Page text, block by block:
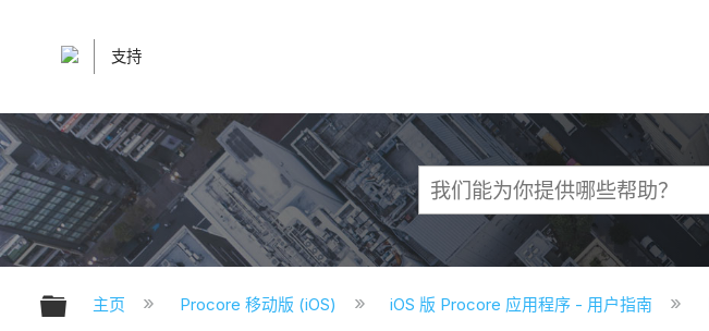
支持
扩展/隐缩全局层次
主页 Procore 移动版 (iOS) iOS 版 Procore 应用程序 - 用户指南